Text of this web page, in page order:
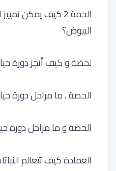
الحمة 2 كيف يمكن
البيوض؟
لحضة و كيف أنجز دورة
الحصة ، ما مراحل دورة
الحضة و ما مراحل دورة
العمادة كيف تتعالم